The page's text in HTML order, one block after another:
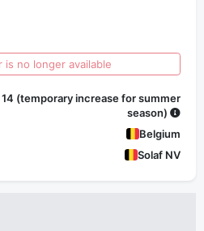
is no longer available
(temporary increase for summer
season)
Belgium
Solaf NV